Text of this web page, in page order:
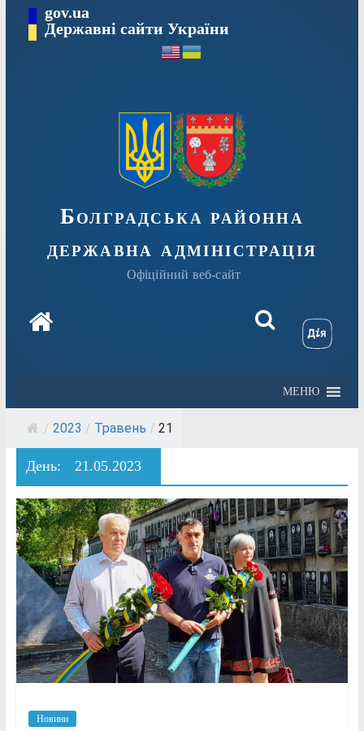
Перейтиgov.ua
Державні сайти України
Болградська районна
державна адміністрація
Офіційний веб-сайт
МЕНЮ
/ 2023 / Травень / 21
День: 21.05.2023
Новини